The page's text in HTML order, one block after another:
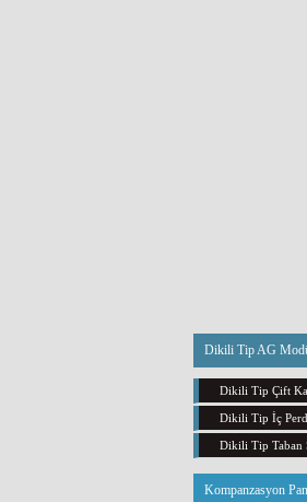
Dikili Tip AG
Dikili Tip Çift
Dikili Tip İç
Dikili Tip Taban
Kompanzasyon